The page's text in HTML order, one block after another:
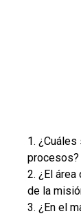
1.
procesos?
2. ¿El
de la
3. ¿En el